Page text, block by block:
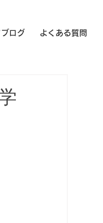
ログ よくある質問